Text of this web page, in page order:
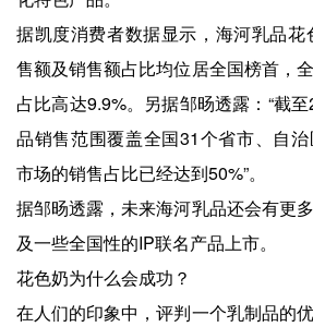
据凯度消费者数据显示，海河乳品花
售额及销售额占比均位居全国榜首，
占比高达9.9%。另据邹旸透露：“截
品销售范围覆盖全国31个省市、自
市场的销售占比已经达到50%”。
据邹旸透露，未来海河乳品还会有更
及一些全国性的IP联名产品上市。
花色奶为什么会成功？
在人们的印象中，评判一个乳制品的